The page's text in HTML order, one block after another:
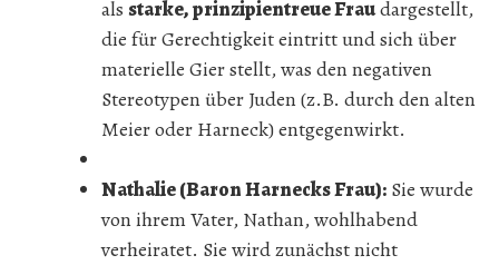
als starke, prinzipientreue Fraudargestellt,
die für Gerechtigkeit eintritt und sich über
materielle Gier stellt, was den negativen
Stereotypen über Juden (z.B. durch den alten
Meier oder Harneck) entgegenwirkt.
Nathalie (Baron Harnecks Frau): Sie wurde
von ihrem Vater, Nathan, wohlhabend
verheiratet. Sie wird zunächst nicht